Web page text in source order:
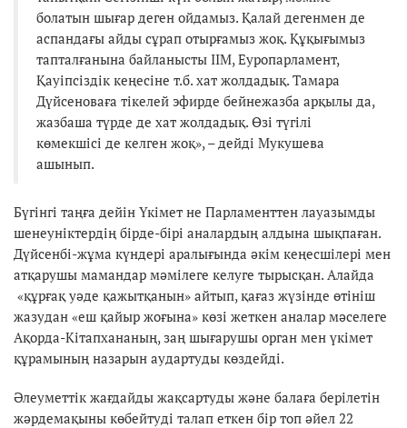
болатын шығар деген ойдамыз. Қалай дегенмен де
аспандағы айды сұрап отырғамыз жоқ. Құқығымыз
тапталғанына байланысты ІІМ, Еуропарламент,
Қауіпсіздік кеңесіне т.б. хат жолдадық. Тамара
Дүйсеноваға тікелей эфирде бейнежазба арқылы да,
жазбаша түрде де хат жолдадық. Өзі түгілі
көмекшісі де келген жоқ», – дейді Мукушева
ашынып.
Бүгінгі таңға дейін Үкімет не Парламенттен лауазымды
шенеуніктердің бірде-бірі аналардың алдына шықпаған.
Дүйсенбі-жұма күндері аралығында әкім кеңесшілері мен
атқарушы мамандар мәмілеге келуге тырысқан. Алайда
«құрғақ уәде қажытқанын» айтып, қағаз жүзінде өтініш
жазудан «еш қайыр жоғына» көзі жеткен аналар мәселеге
Ақорда-Кітапхананың, заң шығарушы орган мен үкімет
құрамының назарын аудартуды көздейді.
Әлеуметтік жағдайды жақсартуды және балаға берілетін
жәрдемақыны көбейтуді талап еткен бір топ әйел 22